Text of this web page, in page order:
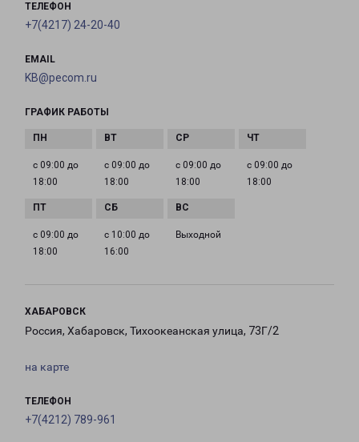
ТЕЛЕФОН
+7(4217) 24-20-40
EMAIL
KB@pecom.ru
ГРАФИК РАБОТЫ
с 09:00 до
18:00
с 09:00 до
18:00
с 09:00 до
18:00
с 09:00 до
18:00
с 09:00 до
18:00
с 10:00 до
16:00
Выходной
ХАБАРОВСК
Россия, Хабаровск, Тихоокеанская улица, 73Г/2
на карте
ТЕЛЕФОН
+7(4212) 789-961